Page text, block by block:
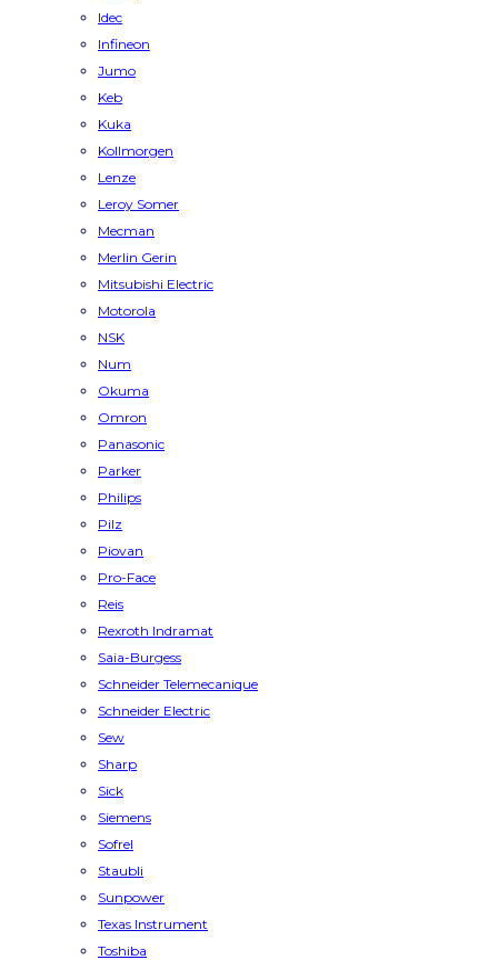
Idec
Infineon
Jumo
Keb
Kuka
Kollmorgen
Lenze
Leroy Somer
Mecman
Merlin Gerin
Mitsubishi Electric
Motorola
NSK
Num
Okuma
Omron
Panasonic
Parker
Philips
Pilz
Piovan
Pro-Face
Reis
Rexroth Indramat
Saia-Burgess
Schneider Telemecanique
Schneider Electric
Sew
Sharp
Sick
Siemens
Sofrel
Staubli
Sunpower
Texas Instrument
Toshiba